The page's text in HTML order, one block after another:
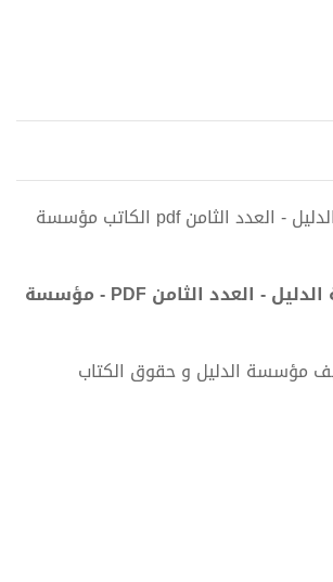
تحميل كتاب مجلة الدليل - العدد الثامن pdf الكاتب مؤسسة
تحميل كتاب مجلة الدليل - العدد الثامن PDF - مؤسسة
مؤسسة الدليل و حقوق الكتاب